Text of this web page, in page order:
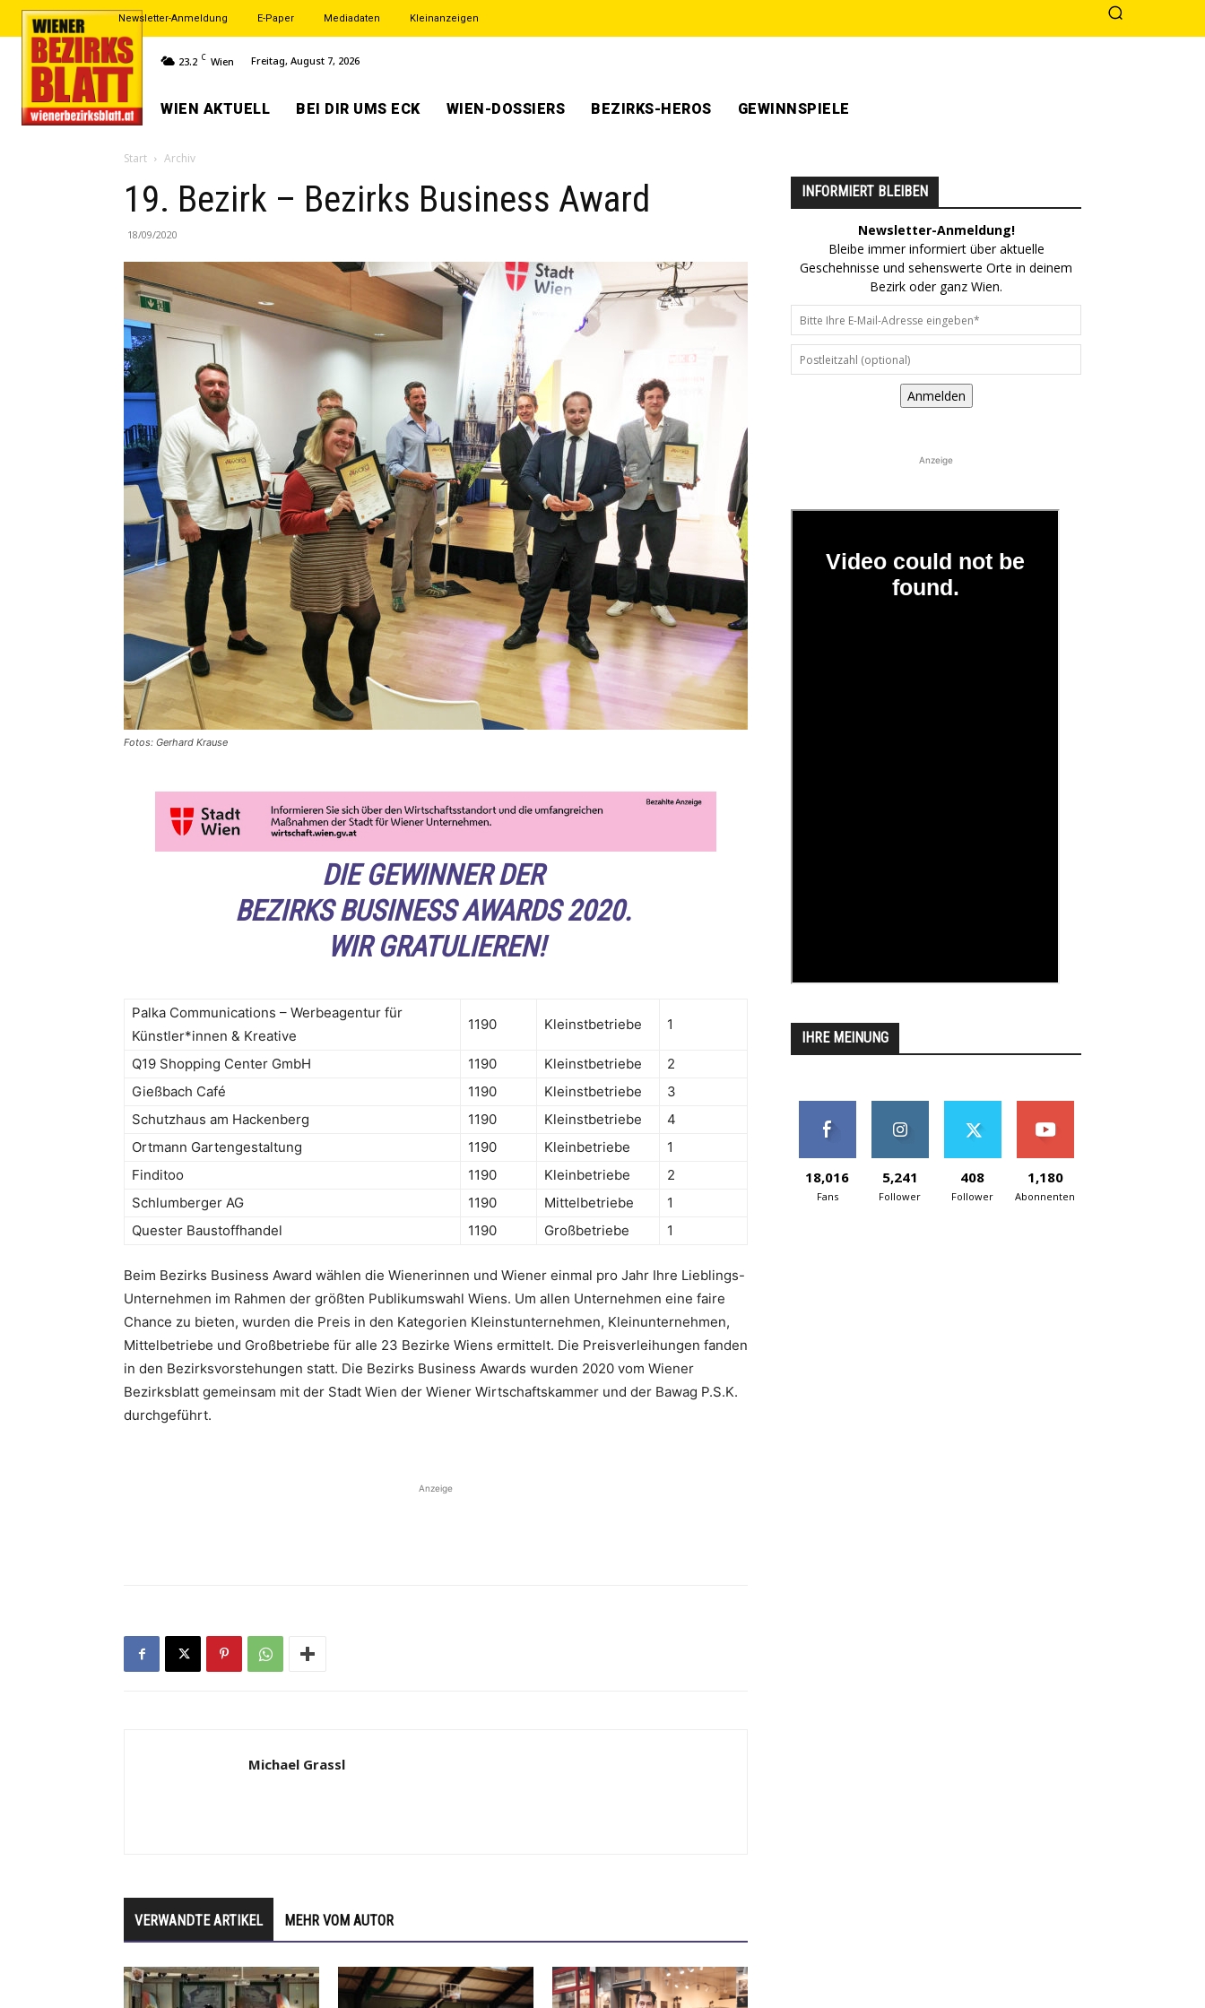
Newsletter-Anmeldung E-Paper Mediadaten Kleinanzeigen
23.2 C Wien Freitag, August 7, 2026
WIEN AKTUELL BEI DIR UMS ECK WIEN-DOSSIERS BEZIRKS-HEROS GEWINNSPIELE
Start Archiv
19. Bezirk – Bezirks Business Award
18/09/2020
Fotos: Gerhard Krause
DIE GEWINNER DER
BEZIRKS BUSINESS AWARDS 2020.
WIR GRATULIEREN!
Palka Communications – Werbeagentur für
Künstler*innen & Kreative
1190 Kleinstbetriebe 1
Q19 Shopping Center GmbH 1190 Kleinstbetriebe
2
Gießbach Café
1190 Kleinstbetriebe
3
Schutzhaus am Hackenberg
1190 Kleinstbetriebe
4
Ortmann Gartengestaltung
1190 Kleinbetriebe
1
Finditoo
1190 Kleinbetriebe
2
Schlumberger AG
1190 Mittelbetriebe
1
Quester Baustoffhandel
1190 Großbetriebe 1
Beim Bezirks Business Award wählen die Wienerinnen und Wiener einmal pro Jahr Ihre Lieblings-
Unternehmen im Rahmen der größten Publikumswahl Wiens. Um allen Unternehmen eine faire
Chance zu bieten, wurden die Preis in den Kategorien Kleinstunternehmen, Kleinunternehmen,
Mittelbetriebe und Großbetriebe für alle 23 Bezirke Wiens ermittelt. Die Preisverleihungen fanden
in den Bezirksvorstehungen statt. Die Bezirks Business Awards wurden 2020 vom Wiener
Bezirksblatt gemeinsam mit der Stadt Wien der Wiener Wirtschaftskammer und der Bawag P.S.K.
durchgeführt.
Anzeige
Michael Grassl
VERWANDTE ARTIKEL MEHR VOM AUTOR
INFORMIERT BLEIBEN
Newsletter-Anmeldung!
Bleibe immer informiert über aktuelle
Geschehnisse und sehenswerte Orte in deinem
Bezirk oder ganz Wien.
Anmelden
Anzeige
IHRE MEINUNG
18,016
Fans
5,241
Follower
408
Follower
1,180
Abonnenten